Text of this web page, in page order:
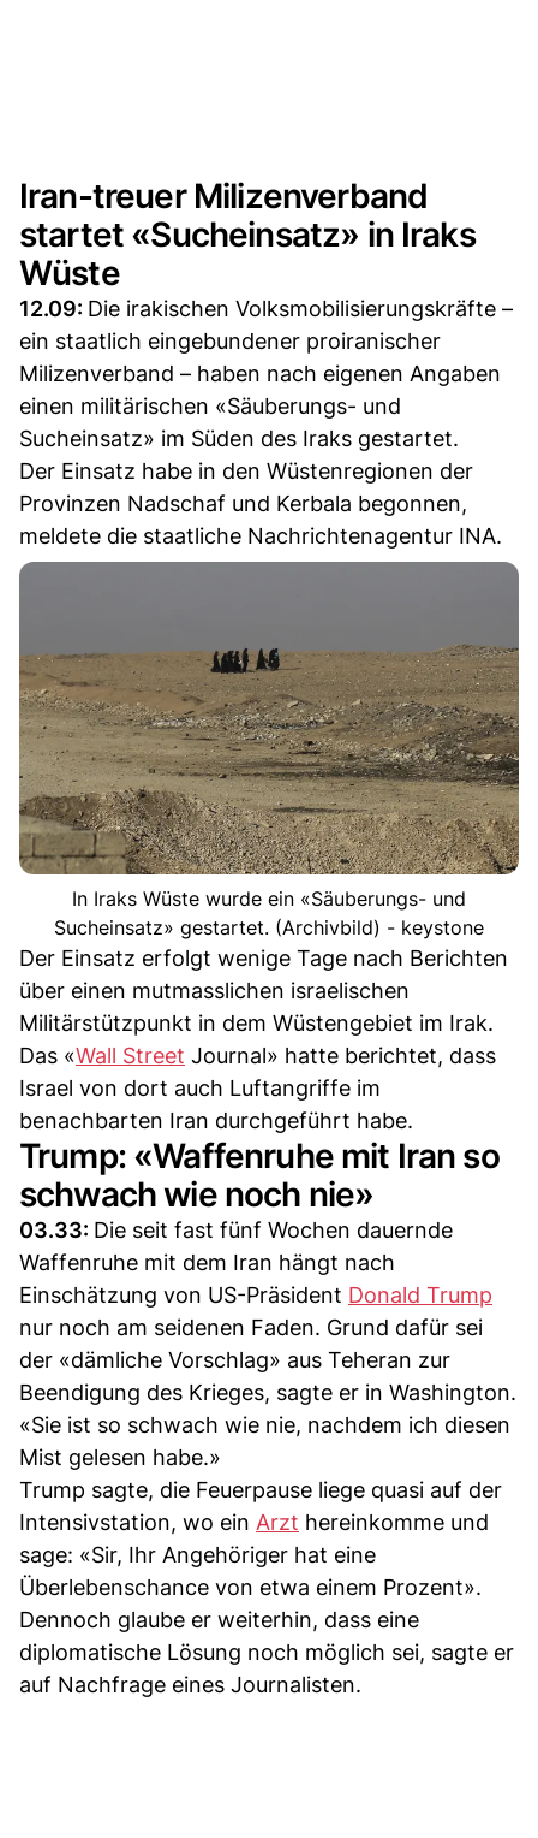
Iran-treuer Milizenverband
startet «Sucheinsatz» in Iraks
Wüste
12.09: Die irakischen Volksmobilisierungskräfte –
ein staatlich eingebundener proiranischer
Milizenverband – haben nach eigenen Angaben
einen militärischen «Säuberungs- und
Sucheinsatz» im Süden des Iraks gestartet.
Der Einsatz habe in den Wüstenregionen der
Provinzen Nadschaf und Kerbala begonnen,
meldete die staatliche Nachrichtenagentur INA.
In Iraks Wüste wurde ein «Säuberungs- und
Sucheinsatz» gestartet. (Archivbild) - keystone
Der Einsatz erfolgt wenige Tage nach Berichten
über einen mutmasslichen israelischen
Militärstützpunkt in dem Wüstengebiet im Irak.
Das «Wall Street Journal» hatte berichtet, dass
Israel von dort auch Luftangriffe im
benachbarten Iran durchgeführt habe.
Trump: «Waffenruhe mit Iran so
schwach wie noch nie»
03.33: Die seit fast fünf Wochen dauernde
Waffenruhe mit dem Iran hängt nach
Einschätzung von US-Präsident Donald Trump
nur noch am seidenen Faden. Grund dafür sei
der «dämliche Vorschlag» aus Teheran zur
Beendigung des Krieges, sagte er in Washington.
«Sie ist so schwach wie nie, nachdem ich diesen
Mist gelesen habe.»
Trump sagte, die Feuerpause liege quasi auf der
Intensivstation, wo ein Arzt hereinkomme und
sage: «Sir, Ihr Angehöriger hat eine
Überlebenschance von etwa einem Prozent».
Dennoch glaube er weiterhin, dass eine
diplomatische Lösung noch möglich sei, sagte er
auf Nachfrage eines Journalisten.